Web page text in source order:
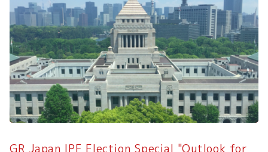
GR Japan IPF Election Special "Outlook for